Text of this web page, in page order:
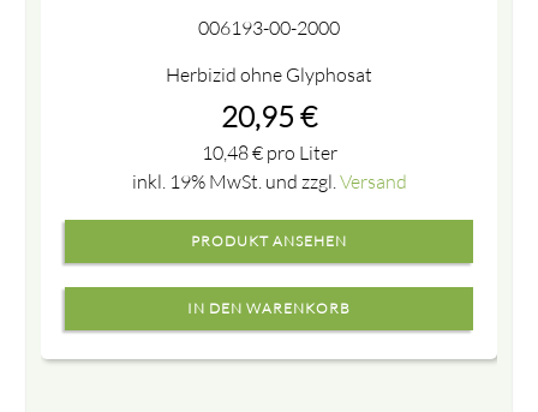
006193-00-2000
Herbizid ohne Glyphosat
20,95 €
10,48€pro Liter
inkl. 19% MwSt. und zzgl. Versand
PRODUKT ANSEHEN